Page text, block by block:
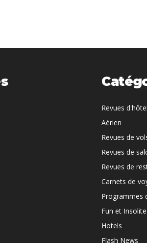
Revues
Aérien
Revues de
Revues de
Revues de
Carnets de
Programmes
Fun et Insolite
Hotels
Flash News